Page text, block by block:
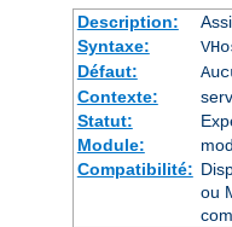
Description:
Syntaxe:
Défaut:
Contexte:
Statut:
Module:
Compatibilité:
ou